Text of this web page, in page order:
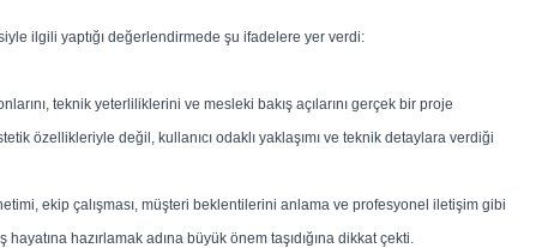
ilgili yaptığı değerlendirmede şu ifadelere yer verdi:
teknik yeterliliklerini ve mesleki bakış açılarını gerçek bir proje
özellikleriyle değil, kullanıcı odaklı yaklaşımı ve teknik detaylara verdiği
ekip çalışması, müşteri beklentilerini anlama ve profesyonel iletişim gibi
hazırlamak adına büyük önem taşıdığına dikkat çekti.